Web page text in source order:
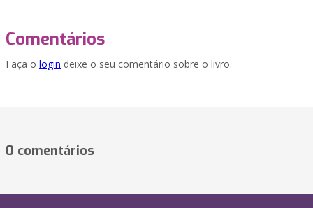
Comentários
Faça o login deixe o seu comentário sobre o livro.
0 comentários